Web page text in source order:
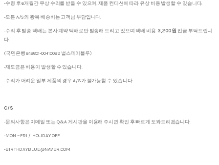
-수령 후 6개월간 무상 수리를 받을 수 있으며, 제품 컨디션에 따라 유상 비용 발생할 수 있습니다.
-모든 A/S의 왕복 배송비는 고객님 부담입니다.
-수리 후 발송 택배는 본사 계약 택배로만 발송해 드리고 있으며 택배 비용3,200원 입금 부탁드립니
다.
(국민은행 848801-00-110089 벌스데이블루)
-재도금은 비용이 발생할 수 있습니다.
-수리가 어려운 일부 제품의 경우 A/S가 불가능할 수 있습니다.
C/S
-문의사항은 이메일 또는 Q&A 게시판을 이용해 주시면 확인 후 빠르게 도와드리겠습니다.
-MON ~ FRI / HOLIDAY OFF
-BIRTHDAYBLUE@NAVER.COM